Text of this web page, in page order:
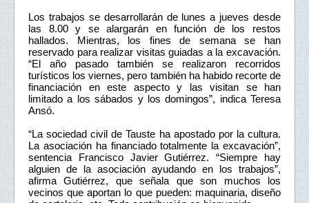
Los trabajos se desarrollarán de lunes a jueves desde
las 8.00 y se alargarán en función de los restos
hallados. Mientras, los fines de semana se han
reservado para realizar visitas guiadas a la excavación.
“El año pasado también se realizaron recorridos
turísticos los viernes, pero también ha habido recorte de
financiación en este aspecto y las visitan se han
limitado a los sábados y los domingos”, indica Teresa
Ansó.
“La sociedad civil de Tauste ha apostado por la cultura.
La asociación ha financiado totalmente la excavación”,
sentencia Francisco Javier Gutiérrez. “Siempre hay
alguien de la asociación ayudando en los trabajos”,
afirma Gutiérrez, que señala que son muchos los
vecinos que aportan lo que pueden: maquinaria, diseño